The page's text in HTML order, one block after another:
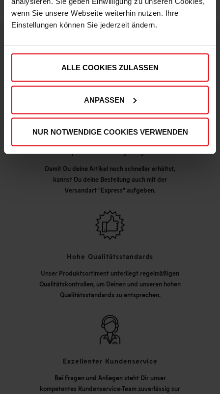
wenn Sie unsere Webseite weiterhin nutzen. Ihre
Einstellungen können Sie jederzeit ändern.
ALLE COOKIES ZULASSEN
ANPASSEN
NUR NOTWENDIGE COOKIES VERWENDEN
DEINE VORTEILE IN UNSEREM SHOP
Damit Du deine Artikel noch schneller erhältst,
kannst Du deine Bestellung auch mit der
Versandart "Express" aufgeben.
Hohe Qualitätsstandards
Unser Produktsortiment unterliegt regelmäßigen
Qualitätskontrollen, um Deinen und unseren hohen
Qualitätsstandards zu entsprechen.
Exzellenter Kundenservice
Bei Fragen und Anliegen steht Dir unser
kompetentes Kundenservice-Team zuverlässig zur